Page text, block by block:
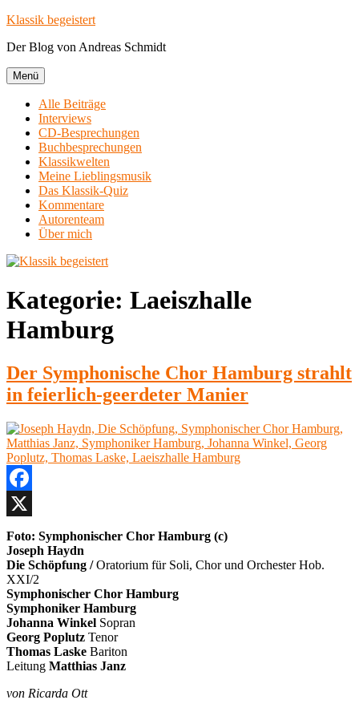
Zum
springen
Klassik begeistert
Der Blog von Andreas Schmidt
Menü
Alle Beiträge
Interviews
CD-Besprechungen
Buchbesprechungen
Klassikwelten
Meine Lieblingsmusik
Das Klassik-Quiz
Kommentare
Autorenteam
Über mich
Kategorie: Laeiszhalle
Hamburg
Der Symphonische Chor Hamburg strahlt
in feierlich-geerdeter Manier
Facebook
X
Foto: Symphonischer Chor Hamburg (c)
Joseph Haydn
Die Schöpfung /Oratorium für Soli, Chor und Orchester Hob.
XXI/2
Symphonischer Chor Hamburg
Symphoniker Hamburg
Johanna Winkel Sopran
Georg Poplutz Tenor
Thomas Laske Bariton
Leitung Matthias Janz
von Ricarda Ott